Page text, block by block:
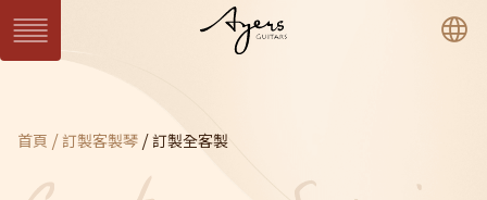
SUN 日系列
WAVE 濤系列
MASTER 大師系列
VINTAGE 經典系列
Ukulele 烏克麗麗系
首頁 訂製客製琴 目前頁面：
訂製全客製